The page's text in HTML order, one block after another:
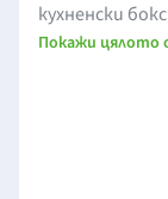
кухненски
Покажи цялото